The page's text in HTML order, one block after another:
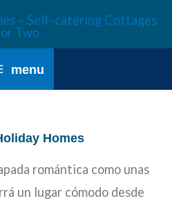
menu
Homes
romántica como unas
un lugar cómodo desde